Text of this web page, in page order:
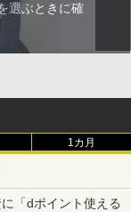
選ぶときに確
1カ月
「dポイント使える